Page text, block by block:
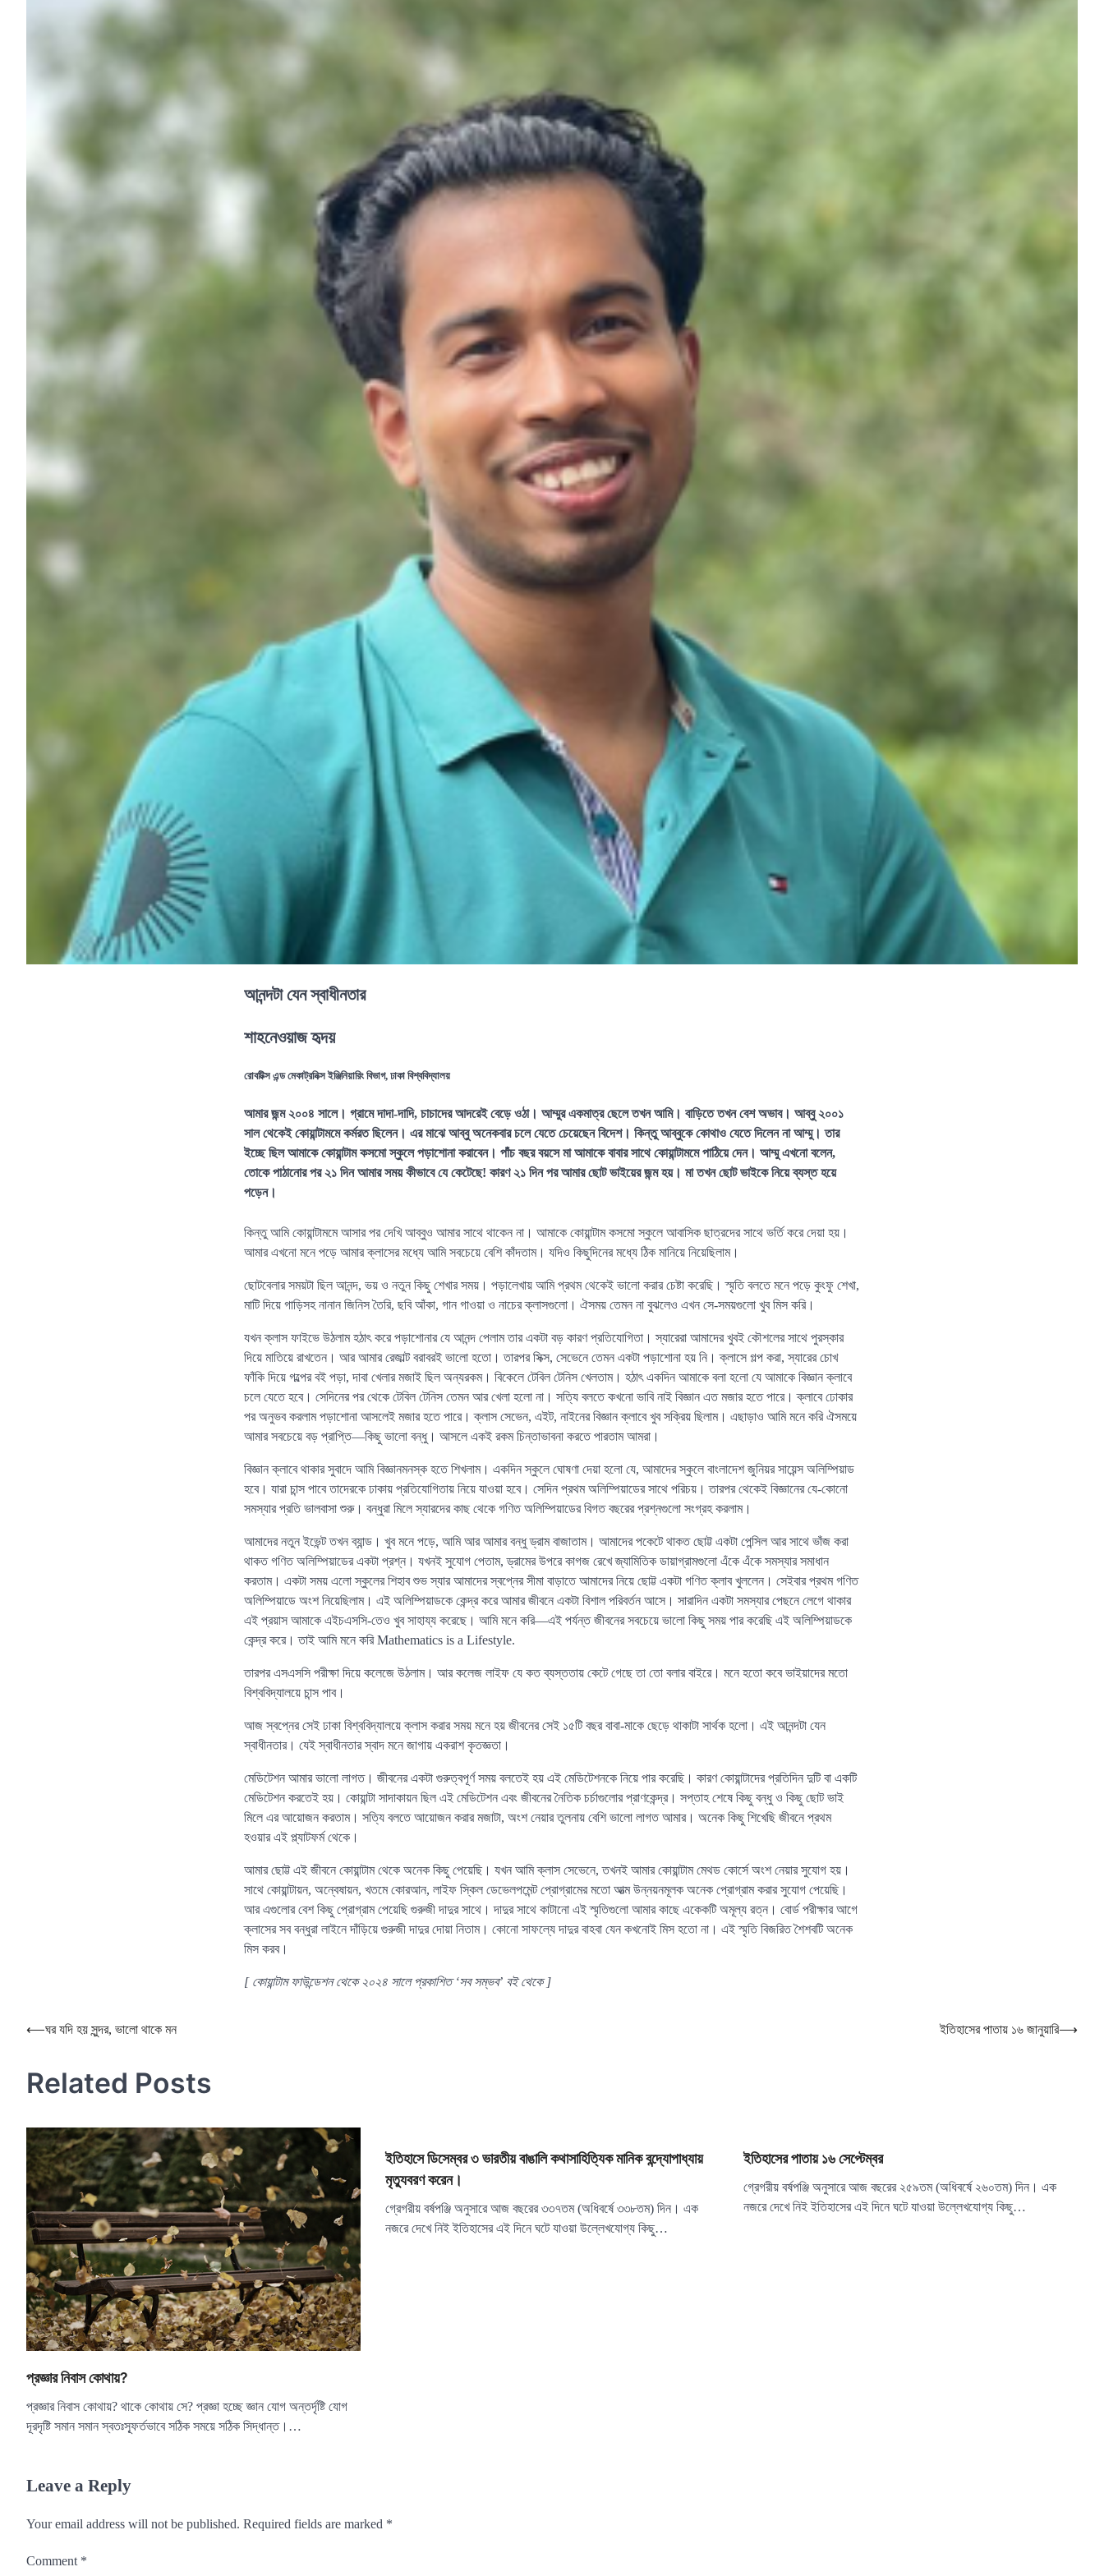
আনন্দটা যেন স্বাধীনতার
শাহনেওয়াজ হৃদয়
রোবটিক্স এন্ড মেকাট্রনিক্স ইঞ্জিনিয়ারিং বিভাগ, ঢাকা বিশ্ববিদ্যালয়
আমার জন্ম ২০০৪ সালে। গ্রামে দাদা-দাদি, চাচাদের আদরেই বেড়ে ওঠা। আম্মুর একমাত্র ছেলে তখন আমি। বাড়িতে তখন বেশ অভাব। আব্বু ২০০১
সাল থেকেই কোয়ান্টামমে কর্মরত ছিলেন। এর মাঝে আব্বু অনেকবার চলে যেতে চেয়েছেন বিদেশ। কিন্তু আব্বুকে কোথাও যেতে দিলেন না আম্মু। তার
ইচ্ছে ছিল আমাকে কোয়ান্টাম কসমো স্কুলে পড়াশোনা করাবেন। পাঁচ বছর বয়সে মা আমাকে বাবার সাথে কোয়ান্টামমে পাঠিয়ে দেন। আম্মু এখনো বলেন,
তোকে পাঠানোর পর ২১ দিন আমার সময় কীভাবে যে কেটেছে! কারণ ২১ দিন পর আমার ছোট ভাইয়ের জন্ম হয়। মা তখন ছোট ভাইকে নিয়ে ব্যস্ত হয়ে
পড়েন।
কিন্তু আমি কোয়ান্টামমে আসার পর দেখি আব্বুও আমার সাথে থাকেন না। আমাকে কোয়ান্টাম কসমো স্কুলে আবাসিক ছাত্রদের সাথে ভর্তি করে দেয়া হয়।
আমার এখনো মনে পড়ে আমার ক্লাসের মধ্যে আমি সবচেয়ে বেশি কাঁদতাম। যদিও কিছুদিনের মধ্যে ঠিক মানিয়ে নিয়েছিলাম।
ছোটবেলার সময়টা ছিল আনন্দ, ভয় ও নতুন কিছু শেখার সময়। পড়ালেখায় আমি প্রথম থেকেই ভালো করার চেষ্টা করেছি। স্মৃতি বলতে মনে পড়ে কুংফু শেখা,
মাটি দিয়ে গাড়িসহ নানান জিনিস তৈরি, ছবি আঁকা, গান গাওয়া ও নাচের ক্লাসগুলো। ঐসময় তেমন না বুঝলেও এখন সে-সময়গুলো খুব মিস করি।
যখন ক্লাস ফাইভে উঠলাম হঠাৎ করে পড়াশোনার যে আনন্দ পেলাম তার একটা বড় কারণ প্রতিযোগিতা। স্যারেরা আমাদের খুবই কৌশলের সাথে পুরস্কার
দিয়ে মাতিয়ে রাখতেন। আর আমার রেজাল্ট বরাবরই ভালো হতো। তারপর সিক্স, সেভেনে তেমন একটা পড়াশোনা হয় নি। ক্লাসে গল্প করা, স্যারের চোখ
ফাঁকি দিয়ে গল্পের বই পড়া, দাবা খেলার মজাই ছিল অন্যরকম। বিকেলে টেবিল টেনিস খেলতাম। হঠাৎ একদিন আমাকে বলা হলো যে আমাকে বিজ্ঞান ক্লাবে
চলে যেতে হবে। সেদিনের পর থেকে টেবিল টেনিস তেমন আর খেলা হলো না। সত্যি বলতে কখনো ভাবি নাই বিজ্ঞান এত মজার হতে পারে। ক্লাবে ঢোকার
পর অনুভব করলাম পড়াশোনা আসলেই মজার হতে পারে। ক্লাস সেভেন, এইট, নাইনের বিজ্ঞান ক্লাবে খুব সক্রিয় ছিলাম। এছাড়াও আমি মনে করি ঐসময়ে
আমার সবচেয়ে বড় প্রাপ্তি—কিছু ভালো বন্ধু। আসলে একই রকম চিন্তাভাবনা করতে পারতাম আমরা।
বিজ্ঞান ক্লাবে থাকার সুবাদে আমি বিজ্ঞানমনস্ক হতে শিখলাম। একদিন স্কুলে ঘোষণা দেয়া হলো যে, আমাদের স্কুলে বাংলাদেশ জুনিয়র সায়েন্স অলিম্পিয়াড
হবে। যারা চান্স পাবে তাদেরকে ঢাকায় প্রতিযোগিতায় নিয়ে যাওয়া হবে। সেদিন প্রথম অলিম্পিয়াডের সাথে পরিচয়। তারপর থেকেই বিজ্ঞানের যে-কোনো
সমস্যার প্রতি ভালবাসা শুরু। বন্ধুরা মিলে স্যারদের কাছ থেকে গণিত অলিম্পিয়াডের বিগত বছরের প্রশ্নগুলো সংগ্রহ করলাম।
আমাদের নতুন ইভেন্ট তখন ব্যান্ড। খুব মনে পড়ে, আমি আর আমার বন্ধু ড্রাম বাজাতাম। আমাদের পকেটে থাকত ছোট্ট একটা পেন্সিল আর সাথে ভাঁজ করা
থাকত গণিত অলিম্পিয়াডের একটা প্রশ্ন। যখনই সুযোগ পেতাম, ড্রামের উপরে কাগজ রেখে জ্যামিতিক ডায়াগ্রামগুলো এঁকে এঁকে সমস্যার সমাধান
করতাম। একটা সময় এলো স্কুলের শিহাব শুভ স্যার আমাদের স্বপ্নের সীমা বাড়াতে আমাদের নিয়ে ছোট্ট একটা গণিত ক্লাব খুললেন। সেইবার প্রথম গণিত
অলিম্পিয়াডে অংশ নিয়েছিলাম। এই অলিম্পিয়াডকে কেন্দ্র করে আমার জীবনে একটা বিশাল পরিবর্তন আসে। সারাদিন একটা সমস্যার পেছনে লেগে থাকার
এই প্রয়াস আমাকে এইচএসসি-তেও খুব সাহায্য করেছে। আমি মনে করি—এই পর্যন্ত জীবনের সবচেয়ে ভালো কিছু সময় পার করেছি এই অলিম্পিয়াডকে
কেন্দ্র করে। তাই আমি মনে করি Mathematics is a Lifestyle.
তারপর এসএসসি পরীক্ষা দিয়ে কলেজে উঠলাম। আর কলেজ লাইফ যে কত ব্যস্ততায় কেটে গেছে তা তো বলার বাইরে। মনে হতো কবে ভাইয়াদের মতো
বিশ্ববিদ্যালয়ে চান্স পাব।
আজ স্বপ্নের সেই ঢাকা বিশ্ববিদ্যালয়ে ক্লাস করার সময় মনে হয় জীবনের সেই ১৫টি বছর বাবা-মাকে ছেড়ে থাকাটা সার্থক হলো। এই আনন্দটা যেন
স্বাধীনতার। যেই স্বাধীনতার স্বাদ মনে জাগায় একরাশ কৃতজ্ঞতা।
মেডিটেশন আমার ভালো লাগত। জীবনের একটা গুরুত্বপূর্ণ সময় বলতেই হয় এই মেডিটেশনকে নিয়ে পার করেছি। কারণ কোয়ান্টাদের প্রতিদিন দুটি বা একটি
মেডিটেশন করতেই হয়। কোয়ান্টা সাদাকায়ন ছিল এই মেডিটেশন এবং জীবনের নৈতিক চর্চাগুলোর প্রাণকেন্দ্র। সপ্তাহ শেষে কিছু বন্ধু ও কিছু ছোট ভাই
মিলে এর আয়োজন করতাম। সত্যি বলতে আয়োজন করার মজাটা, অংশ নেয়ার তুলনায় বেশি ভালো লাগত আমার। অনেক কিছু শিখেছি জীবনে প্রথম
হওয়ার এই প্ল্যাটফর্ম থেকে।
আমার ছোট্ট এই জীবনে কোয়ান্টাম থেকে অনেক কিছু পেয়েছি। যখন আমি ক্লাস সেভেনে, তখনই আমার কোয়ান্টাম মেথড কোর্সে অংশ নেয়ার সুযোগ হয়।
সাথে কোয়ান্টায়ন, অন্বেষায়ন, খতমে কোরআন, লাইফ স্কিল ডেভেলপমেন্ট প্রোগ্রামের মতো আত্ম উন্নয়নমূলক অনেক প্রোগ্রাম করার সুযোগ পেয়েছি।
আর এগুলোর বেশ কিছু প্রোগ্রাম পেয়েছি গুরুজী দাদুর সাথে। দাদুর সাথে কাটানো এই স্মৃতিগুলো আমার কাছে একেকটি অমূল্য রত্ন। বোর্ড পরীক্ষার আগে
ক্লাসের সব বন্ধুরা লাইনে দাঁড়িয়ে গুরুজী দাদুর দোয়া নিতাম। কোনো সাফল্যে দাদুর বাহবা যেন কখনোই মিস হতো না। এই স্মৃতি বিজরিত শৈশবটি অনেক
মিস করব।
[ কোয়ান্টাম ফাউন্ডেশন থেকে ২০২৪ সালে প্রকাশিত ‘সব সম্ভব’ বই থেকে ]
Post
⟵ঘর যদি হয় সুন্দর, ভালো থাকে মন ইতিহাসের পাতায় ১৬ জানুয়ারি⟶
Related Posts
প্রজ্ঞার নিবাস কোথায়?
প্রজ্ঞার নিবাস কোথায়? থাকে কোথায় সে? প্রজ্ঞা হচ্ছে জ্ঞান যোগ অন্তর্দৃষ্টি যোগ
দূরদৃষ্টি সমান সমান স্বতঃস্ফূর্তভাবে সঠিক সময়ে সঠিক সিদ্ধান্ত।…
ইতিহাসে ডিসেম্বর ৩ ভারতীয় বাঙালি কথাসাহিত্যিক মানিক বন্দ্যোপাধ্যায়
মৃত্যুবরণ করেন।
গ্রেগরীয় বর্ষপঞ্জি অনুসারে আজ বছরের ৩৩৭তম (অধিবর্ষে ৩৩৮তম) দিন। এক
নজরে দেখে নিই ইতিহাসের এই দিনে ঘটে যাওয়া উল্লেখযোগ্য কিছু…
ইতিহাসের পাতায় ১৬ সেপ্টেম্বর
গ্রেগরীয় বর্ষপঞ্জি অনুসারে আজ বছরের ২৫৯তম (অধিবর্ষে ২৬০তম) দিন। এক
নজরে দেখে নিই ইতিহাসের এই দিনে ঘটে যাওয়া উল্লেখযোগ্য কিছু…
Leave a Reply
Your email address will not be published. Required fields are marked *
Comment *